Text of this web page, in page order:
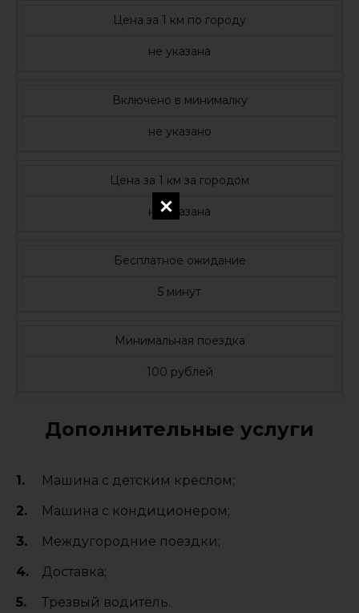
Цена за 1 км по городу
не указана
Включено в минималку
не указано
Цена за 1 км за городом
не указана
Бесплатное ожидание
5 минут
Минимальная поездка
100 рублей
Дополнительные услуги
Машина с детским креслом;
Машина с кондиционером;
Междугородние поездки;
Доставка;
Трезвый водитель.